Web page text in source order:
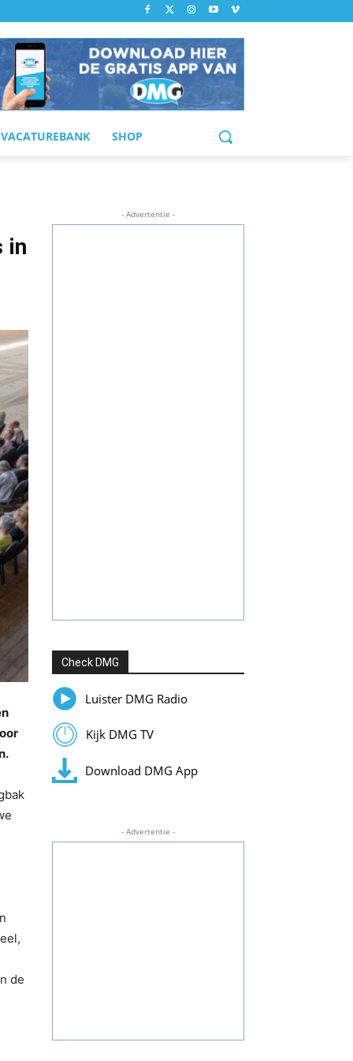
VACATUREBANK SHOP
in
de
- Advertentie -
Check DMG
Luister DMG Radio
Kijk DMG TV
Download DMG App
- Advertentie -